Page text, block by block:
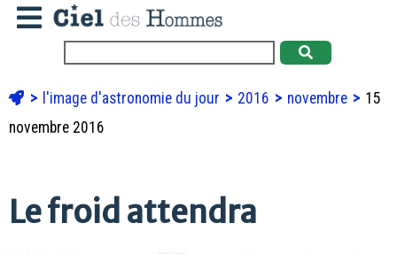
l'image d'astronomie du jour 2016 novembre
15
novembre 2016
Le froid attendra